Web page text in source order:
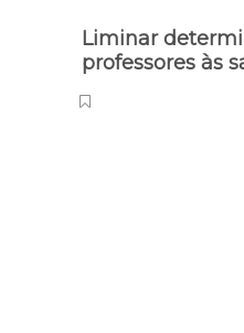
Liminar
professores às